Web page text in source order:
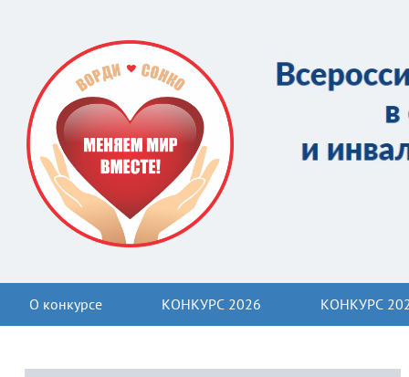
О конкурсе КОНКУРС 2026 КОНКУРС